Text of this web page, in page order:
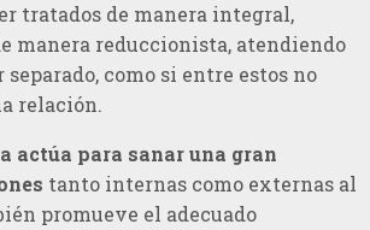
tratados de manera integral,
manera reduccionista, atendiendo
como si entre estos no
relación.
actúa para sanar una gran
tanto internas como externas al
promueve el adecuado